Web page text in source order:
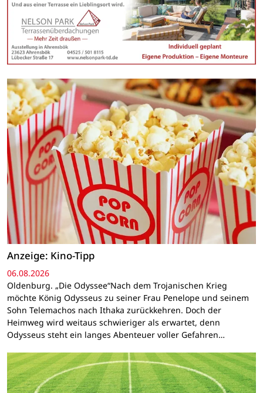
Anzeige: Kino-Tipp
06.08.2026
Oldenburg. „Die Odyssee“Nach dem Trojanischen Krieg
möchte König Odysseus zu seiner Frau Penelope und seinem
Sohn Telemachos nach Ithaka zurückkehren. Doch der
Heimweg wird weitaus schwieriger als erwartet, denn
Odysseus steht ein langes Abenteuer voller Gefahren…